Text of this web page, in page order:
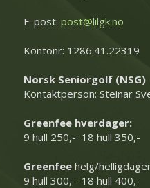
E-post: post@lilgk.no
Kontonr: 1286.41.22319
Norsk Seniorgolf (NSG)
Kontaktperson: Steinar
Greenfee hverdager:
9 hull 250,- 18 hull 350,-
Greenfee helg/
9 hull 300,- 18 hull 400,-